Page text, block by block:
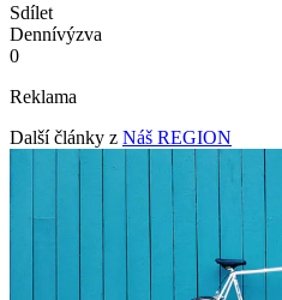
Sdílet
Dennívýzva
0
Reklama
Další články z Náš REGION